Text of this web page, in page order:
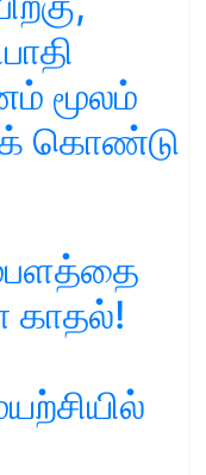
மூலம்
கொண்டு
காதல்!